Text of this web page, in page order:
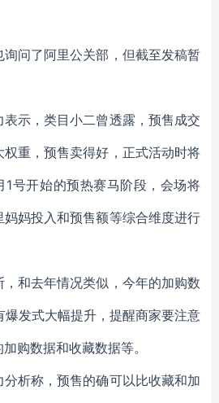
问了阿里公关部，但截至发稿暂
示，类目小二曾透露，预售成交
重，预售卖得好，正式活动时将
1号开始的预热赛马阶段，会场将
妈投入和预售额等综合维度进行
和去年情况类似，今年的加购数
爆发式大幅提升，提醒商家要注意
购数据和收藏数据等。
析称，预售的确可以比收藏和加